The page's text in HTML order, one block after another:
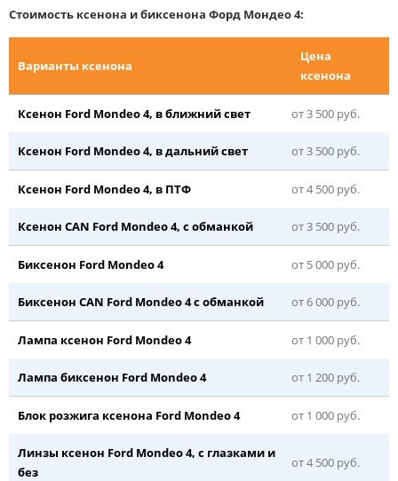
Стоимость ксенона и биксенона Форд Мондео 4:
Варианты ксенона
Цена
ксенона
Ксенон Ford Mondeo 4, в ближний свет от 3 500 руб.
Ксенон Ford Mondeo 4, в дальний свет от 3 500 руб.
Ксенон Ford Mondeo 4, в ПТФ от 4 500 руб.
Ксенон CAN Ford Mondeo 4, с обманкой от 3 500 руб.
Биксенон Ford Mondeo 4 от 5 000 руб.
Биксенон CAN Ford Mondeo 4 с обманкой от 6 000 руб.
Лампа ксенон Ford Mondeo 4 от 1 000 руб.
Лампа биксенон Ford Mondeo 4 от 1 200 руб.
Блок розжига ксенона Ford Mondeo 4 от 1 000 руб.
Линзы ксенон Ford Mondeo 4, с глазками и
без
от 4 500 руб.